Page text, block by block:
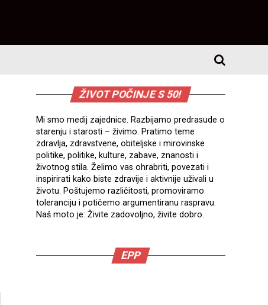
ŽIVOT POČINJE S 50!
Mi smo medij zajednice. Razbijamo predrasude o
starenju i starosti – živimo. Pratimo teme
zdravlja, zdravstvene, obiteljske i mirovinske
politike, politike, kulture, zabave, znanosti i
životnog stila. Želimo vas ohrabriti, povezati i
inspirirati kako biste zdravije i aktivnije uživali u
životu. Poštujemo različitosti, promoviramo
toleranciju i potičemo argumentiranu raspravu.
Naš moto je: Živite zadovoljno, živite dobro.
EPP